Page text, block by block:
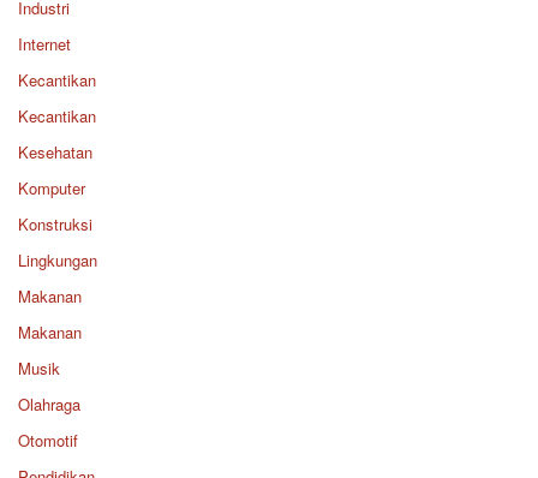
Industri
Internet
Kecantikan
Kecantikan
Kesehatan
Komputer
Konstruksi
Lingkungan
Makanan
Makanan
Musik
Olahraga
Otomotif